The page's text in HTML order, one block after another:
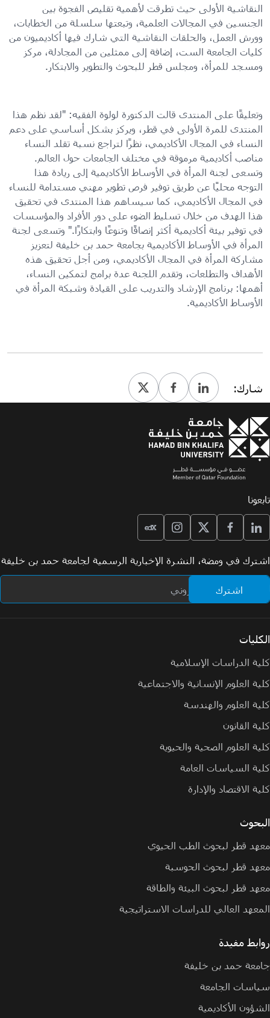
النقاشية الأولى حيث تطرقت لأهمية تقليص الفجوة بين
الجنسين في المجالات العلمية، وتبعتها سلسلة من الخطابات،
وورش العمل، والحلقات النقاشية التي شارك فيها أكاديميون من
كليات الجامعة الست، إضافة إلى ممثلين من المجادلة، مركز
ومسجد للمرأة، ومجلس قطر للبحوث والتطوير والابتكار.
وتعليقًا على المنتدى قالت الدكتورة لولوة الفقيه: "لقد نظم هذا
المنتدى للمرة الأولى في قطر، ويركز بشكل أساسي على دعم
النساء في المجال الأكاديمي، نظرًا لتراجع نسبة تقلد النساء
مناصب أكاديمية مرموقة في مختلف الجامعات حول العالم.
وتسعى لجنة المرأة في الأوساط الأكاديمية إلى ريادة هذا
التوجه محليًا عن طريق توفير فرص تطوير مهني مستدامة للنساء
في المجال الأكاديمي، كما سيساهم هذا المنتدى في تحقيق
هذا الهدف من خلال تسليط الضوء على دور الأفراد والمؤسسات
في توفير بيئة أكاديمية أكثر إنصافًا وتنوعًا وابتكارًا." وتسعى لجنة
المرأة في الأوساط الأكاديمية بجامعة حمد بن خليفة لتعزيز
مشاركة المرأة في المجال الأكاديمي، ومن أجل تحقيق هذه
الأهداف والتطلعات، وتقدم اللجنة عدة برامج لتمكين النساء،
أهمها: برنامج الإرشاد والتدريب على القيادة وشبكة المرأة في
الأوساط الأكاديمية.
شارك:
تابعونا
اشترك في ومضة، النشرة الإخبارية الرسمية لجامعة حمد بن خليفة
الكليات
كلية الدراسات الإسلامية
كلية العلوم الإنسانية والاجتماعية
كلية العلوم والهندسة
كلية القانون
كلية العلوم الصحية والحيوية
كلية السياسات العامة
كلية الاقتصاد والإدارة
البحوث
معهد قطر لبحوث الطب الحيوي
معهد قطر لبحوث الحوسبة
معهد قطر لبحوث البيئة والطاقة
المعهد العالي للدراسات الاستراتيجية
روابط مفيدة
جامعة حمد بن خليفة
سياسات الجامعة
الشؤون الأكاديمية